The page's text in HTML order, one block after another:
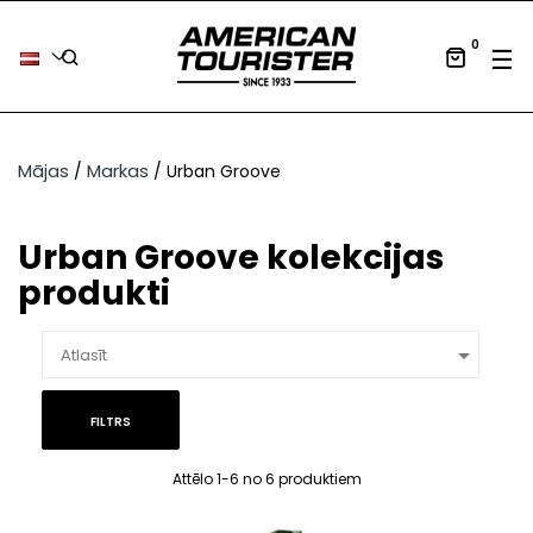
0 ☰
Mājas Markas Urban Groove
Urban Groove kolekcijas
produkti
Atlasīt 
FILTRS
Attēlo 1-6 no 6 produktiem